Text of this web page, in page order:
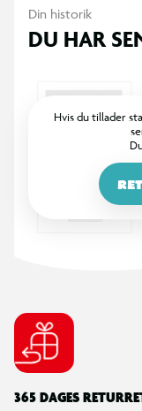
Din historik
DU HAR
Hvis du tillader
365 DAGES